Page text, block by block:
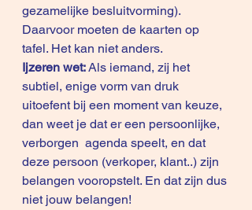
gezamelijke besluitvorming).
Daarvoor moeten de kaarten op
tafel. Het kan niet anders.
Ijzeren wet: Als iemand, zij het
subtiel, enige vorm van druk
uitoefent bij een moment van keuze,
dan weet je dat er een persoonlijke,
verborgen  agenda speelt, en dat
deze persoon (verkoper, klant..) zijn
belangen vooropstelt. En dat zijn dus
niet jouw belangen!